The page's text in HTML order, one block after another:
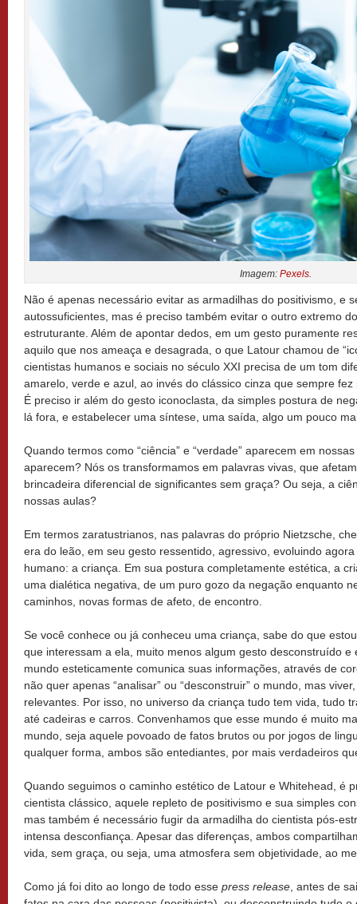
Imagem: Pexels.
Não é apenas necessário evitar as armadilhas do positivismo, e
autossuficientes, mas é preciso também evitar o outro extremo
estruturante. Além de apontar dedos, em um gesto puramente
aquilo que nos ameaça e desagrada, o que Latour chamou de
cientistas humanos e sociais no século XXI precisa de um tom
amarelo, verde e azul, ao invés do clássico cinza que sempre
É preciso ir além do gesto iconoclasta, da simples postura de
lá fora, e estabelecer uma síntese, uma saída, algo um pouco
Quando termos como “ciência” e “verdade” aparecem em
aparecem? Nós os transformamos em palavras vivas, que
brincadeira diferencial de significantes sem graça? Ou seja, a
nossas aulas?
Em termos zaratustrianos, nas palavras do próprio Nietzsche,
era do leão, em seu gesto ressentido, agressivo, evoluindo
humano: a criança. Em sua postura completamente estética, a
uma dialética negativa, de um puro gozo da negação enquanto
caminhos, novas formas de afeto, de encontro.
Se você conhece ou já conheceu uma criança, sabe do que
que interessam a ela, muito menos algum gesto desconstruído e
mundo esteticamente comunica suas informações, através de
não quer apenas “analisar” ou “desconstruir” o mundo, mas
relevantes. Por isso, no universo da criança tudo tem vida, tudo
até cadeiras e carros. Convenhamos que esse mundo é muito
mundo, seja aquele povoado de fatos brutos ou por jogos de
qualquer forma, ambos são entediantes, por mais verdadeiros
Quando seguimos o caminho estético de Latour e Whitehead, é
cientista clássico, aquele repleto de positivismo e sua simples
mas também é necessário fugir da armadilha do cientista pós-
intensa desconfiança. Apesar das diferenças, ambos
vida, sem graça, ou seja, uma atmosfera sem objetividade, ao
Como já foi dito ao longo de todo esse press release, antes de